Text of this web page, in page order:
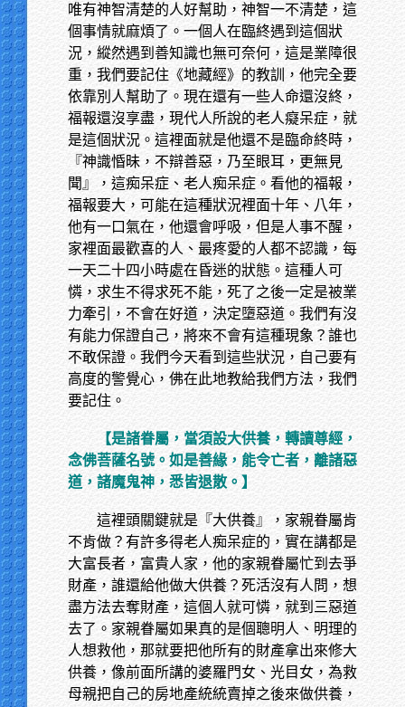
唯有神智清楚的人好幫助，神智一不清楚，這
個事情就麻煩了。一個人在臨終遇到這個狀
況，縱然遇到善知識也無可奈何，這是業障很
重，我們要記住《地藏經》的教訓，他完全要
依靠別人幫助了。現在還有一些人命還沒終，
福報還沒享盡，現代人所說的老人癡呆症，就
是這個狀況。這裡面就是他還不是臨命終時，
『神識惛昧，不辯善惡，乃至眼耳，更無見
聞』，這痴呆症、老人痴呆症。看他的福報，
福報要大，可能在這種狀況裡面十年、八年，
他有一口氣在，他還會呼吸，但是人事不醒，
家裡面最歡喜的人、最疼愛的人都不認識，每
一天二十四小時處在昏迷的狀態。這種人可
憐，求生不得求死不能，死了之後一定是被業
力牽引，不會在好道，決定墮惡道。我們有沒
有能力保證自己，將來不會有這種現象？誰也
不敢保證。我們今天看到這些狀況，自己要有
高度的警覺心，佛在此地教給我們方法，我們
要記住。
【是諸眷屬，當須設大供養，轉讀尊經，
念佛菩薩名號。如是善緣，能令亡者，離諸惡
道，諸魔鬼神，悉皆退散。】
這裡頭關鍵就是『大供養』，家親眷屬肯
不肯做？有許多得老人痴呆症的，實在講都是
大富長者，富貴人家，他的家親眷屬忙到去爭
財產，誰還給他做大供養？死活沒有人問，想
盡方法去奪財產，這個人就可憐，就到三惡道
去了。家親眷屬如果真的是個聰明人、明理的
人想救他，那就要把他所有的財產拿出來修大
供養，像前面所講的婆羅門女、光目女，為救
母親把自己的房地產統統賣掉之後來做供養，